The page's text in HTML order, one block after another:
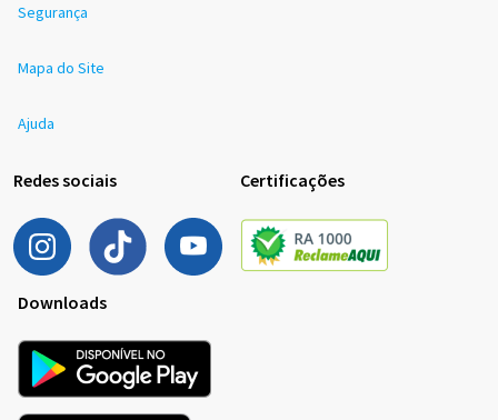
Segurança
Mapa do Site
Ajuda
Redes sociais Certificações
Downloads